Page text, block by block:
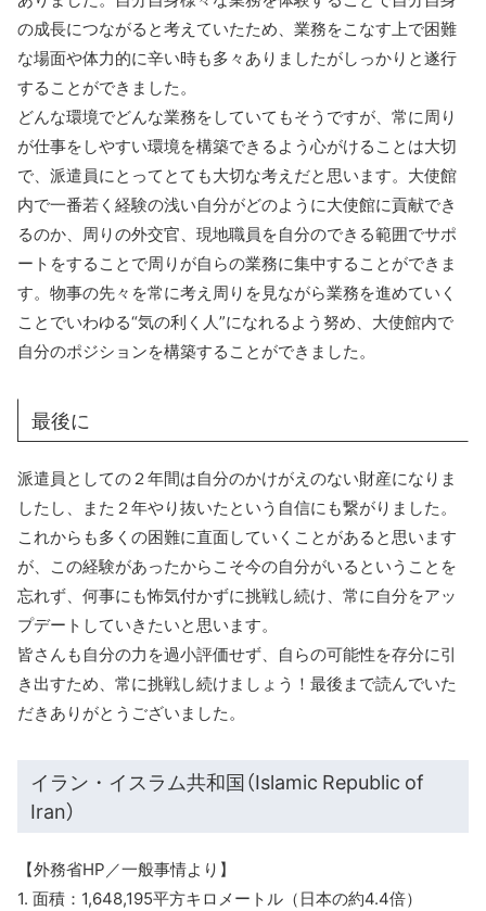
の成長につながると考えていたため、業務をこなす上で困難
な場面や体力的に辛い時も多々ありましたがしっかりと遂行
することができました。
どんな環境でどんな業務をしていてもそうですが、常に周り
が仕事をしやすい環境を構築できるよう心がけることは大切
で、派遣員にとってとても大切な考えだと思います。大使館
内で一番若く経験の浅い自分がどのように大使館に貢献でき
るのか、周りの外交官、現地職員を自分のできる範囲でサポ
ートをすることで周りが自らの業務に集中することができま
す。物事の先々を常に考え周りを見ながら業務を進めていく
ことでいわゆる“気の利く人”になれるよう努め、大使館内で
自分のポジションを構築することができました。
最後に
派遣員としての２年間は自分のかけがえのない財産になりま
したし、また２年やり抜いたという自信にも繋がりました。
これからも多くの困難に直面していくことがあると思います
が、この経験があったからこそ今の自分がいるということを
忘れず、何事にも怖気付かずに挑戦し続け、常に自分をアッ
プデートしていきたいと思います。
皆さんも自分の力を過小評価せず、自らの可能性を存分に引
き出すため、常に挑戦し続けましょう！最後まで読んでいた
だきありがとうございました。
イラン・イスラム共和国（Islamic Republic of
Iran）
【外務省HP／一般事情より】
1. 面積：1,648,195平方キロメートル（日本の約4.4倍）